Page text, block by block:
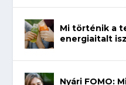
Mi történik a
energiaitalt
Nyári FOMO: